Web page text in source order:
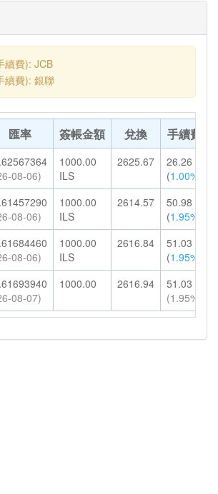
續費): JCB
續費): 銀聯
匯率 簽帳金額 兌換 手續費
08-06)
1000.00
ILS
2625.67
26.26
(1.00%
08-06)
1000.00
ILS
2614.57
50.98
(1.95%
08-06)
1000.00
ILS
2616.84
51.03
(1.95%
08-07)
1000.00 2616.94
51.03
(1.95%)